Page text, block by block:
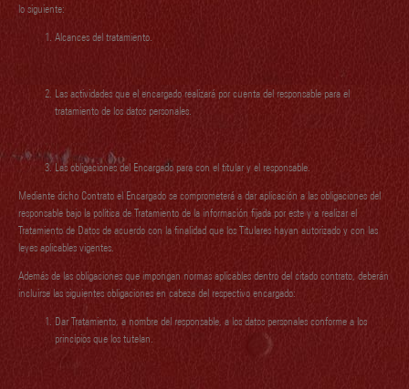
lo siguiente:
Alcances del tratamiento.
Las actividades que el encargado realizará por cuenta del responsable para el
tratamiento de los datos personales.
Las obligaciones del Encargado para con el titular y el responsable.
Mediante dicho Contrato el Encargado se comprometerá a dar aplicación a las obligaciones del
responsable bajo la política de Tratamiento de la información fijada por este y a realizar el
Tratamiento de Datos de acuerdo con la finalidad que los Titulares hayan autorizado y con las
leyes aplicables vigentes.
Además de las obligaciones que impongan normas aplicables dentro del citado contrato, deberán
incluirse las siguientes obligaciones en cabeza del respectivo encargado:
Dar Tratamiento, a nombre del responsable, a los datos personales conforme a los
principios que los tutelan.